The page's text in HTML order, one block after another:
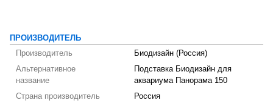
ПРОИЗВОДИТЕЛЬ
Производитель
Биодизайн (Россия)
Альтернативное
название
Подставка Биодизайн для
аквариума Панорама 150
Страна производитель
Россия